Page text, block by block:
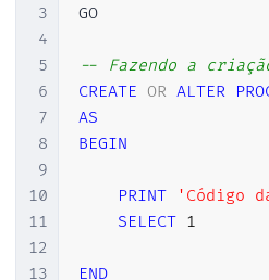
3
4
5
6
7
8
9
10
11
12
13
GO
-- Fazendo a
CREATE OR ALTER
AS
BEGIN
PRINT
'Código
SELECT 1
END